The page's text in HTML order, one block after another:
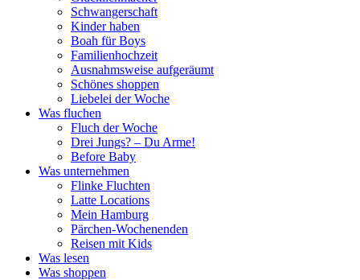
Schwangerschaft
Kinder haben
Boah für Boys
Familienhochzeit
Ausnahmsweise aufgeräumt
Schönes shoppen
Liebelei der Woche
Was fluchen
Fluch der Woche
Drei Jungs? – Du Arme!
Before Baby
Was unternehmen
Flinke Fluchten
Latte Locations
Mein Hamburg
Pärchen-Wochenenden
Reisen mit Kids
Was lesen
Was shoppen